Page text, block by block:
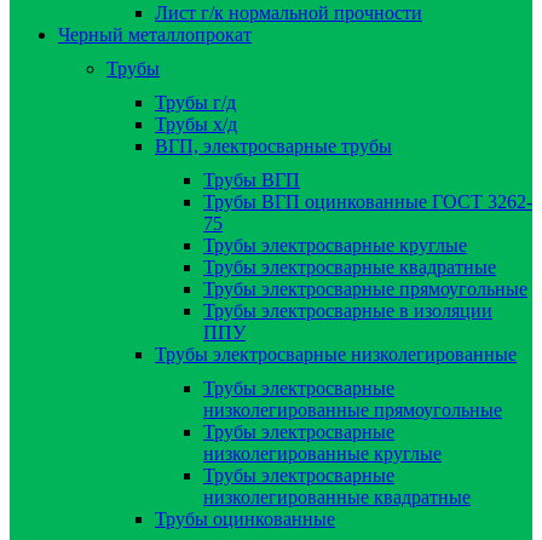
Лист г/к нормальной прочности
Черный металлопрокат
Трубы
Трубы г/д
Трубы х/д
ВГП, электросварные трубы
Трубы ВГП
Трубы ВГП оцинкованные ГОСТ 3262-
75
Трубы электросварные круглые
Трубы электросварные квадратные
Трубы электросварные прямоугольные
Трубы электросварные в изоляции
ППУ
Трубы электросварные низколегированные
Трубы электросварные
низколегированные прямоугольные
Трубы электросварные
низколегированные круглые
Трубы электросварные
низколегированные квадратные
Трубы оцинкованные